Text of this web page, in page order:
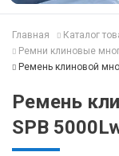
Главная Каталог
Ремни клиновые
Ремень клиновой
Ремень
SPB